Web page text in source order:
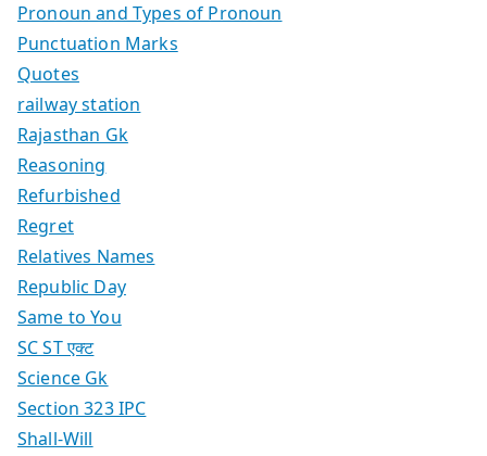
Pronoun and Types of Pronoun
Punctuation Marks
Quotes
railway station
Rajasthan Gk
Reasoning
Refurbished
Regret
Relatives Names
Republic Day
Same to You
SC ST एक्ट
Science Gk
Section 323 IPC
Shall-Will